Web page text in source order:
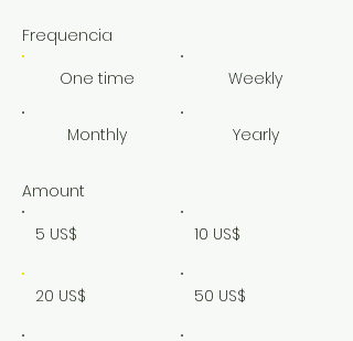
Frequencia
One time
Weekly
Monthly Yearly
Amount
5 US$
10 US$
20 US$ 50 US$